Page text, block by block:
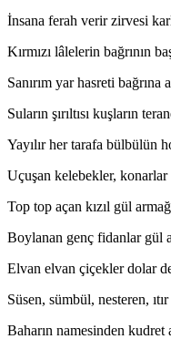
İnsana ferah verir zirvesi
Kırmızı lâlelerin bağrının
Sanırım yar hasreti bağrına
Suların şırıltısı kuşların
Yayılır her tarafa bülbülün
Uçuşan kelebekler,
Top top açan kızıl gül
Boylanan genç fidanlar gül
Elvan elvan çiçekler dolar
Süsen, sümbül, nesteren,
Baharın namesinden kudret